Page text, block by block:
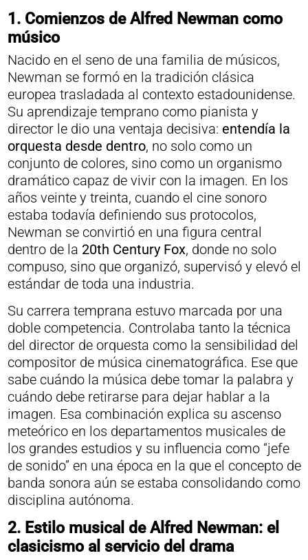
1. Comienzos de Alfred Newman como
músico
Nacido en el seno de una familia de músicos,
Newman se formó en la tradición clásica
europea trasladada al contexto estadounidense.
Su aprendizaje temprano como pianista y
director le dio una ventaja decisiva: entendía la
orquesta desde dentro, no solo como un
conjunto de colores, sino como un organismo
dramático capaz de vivir con la imagen. En los
años veinte y treinta, cuando el cine sonoro
estaba todavía definiendo sus protocolos,
Newman se convirtió en una figura central
dentro de la 20th Century Fox, donde no solo
compuso, sino que organizó, supervisó y elevó el
estándar de toda una industria.
Su carrera temprana estuvo marcada por una
doble competencia. Controlaba tanto la técnica
del director de orquesta como la sensibilidad del
compositor de música cinematográfica. Ese que
sabe cuándo la música debe tomar la palabra y
cuándo debe retirarse para dejar hablar a la
imagen. Esa combinación explica su ascenso
meteórico en los departamentos musicales de
los grandes estudios y su influencia como “jefe
de sonido” en una época en la que el concepto de
banda sonora aún se estaba consolidando como
disciplina autónoma.
2. Estilo musical de Alfred Newman: el
clasicismo al servicio del drama